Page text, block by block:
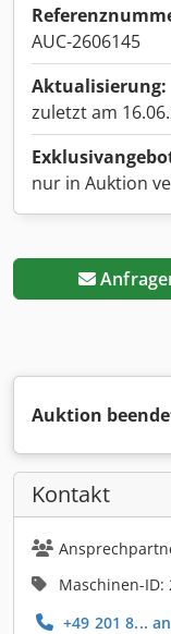
AUC-2606145
Aktualisierung:
zuletzt am
nur in Auktion
Auktion
Kontakt
Maschinen-ID:
+49 201 8...